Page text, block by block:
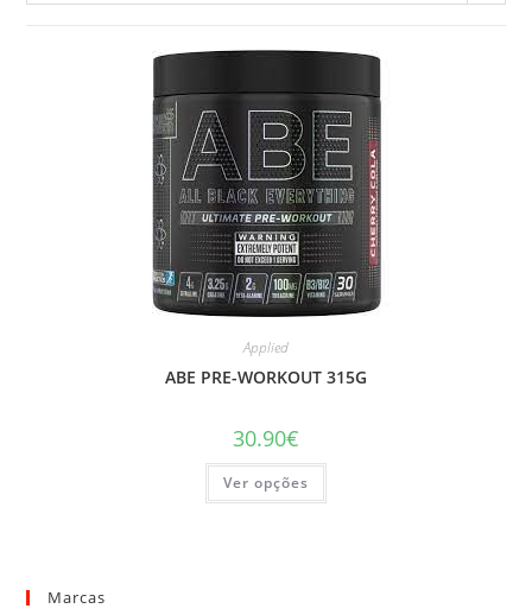
Applied
ABE PRE-WORKOUT 315G
30.90€
Ver opções
This
has
Marcas